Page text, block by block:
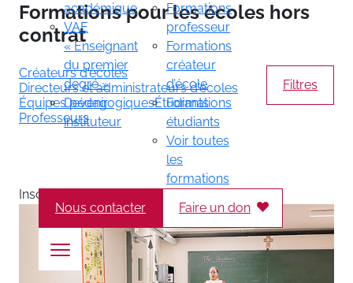
académique
VAE
« Enseignant
du premier
degré »
Devenir
instituteur
Formations
professeur
Formations
créateur
d’école
Formations
étudiants
Voir toutes
les
formations
Nous contacter Faire un don
Formations pour les écoles hors
contrat
Créateurs d'écoles
Directeurs et administrateurs d'écoles
Équipes pédagogiquesÉtudiants
Professeurs
Filtres
Inscriptions ouvertes